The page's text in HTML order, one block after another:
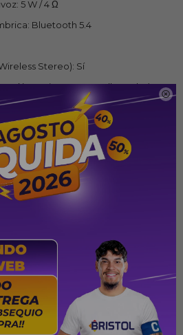

5 W / 4 Ω
Bluetooth 5.4
Stereo): Sí
Sí (permite contestar llamadas)
mAh
(según el uso)
2 horas
200 horas
(AUX)
Tipo-C
20 Hz – 20 kHz
× 77,5 mm